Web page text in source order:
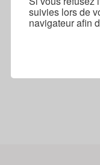
suivies lors de
navigateur afin
Remplacement du